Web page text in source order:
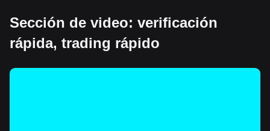
Sección de video: verificación
rápida, trading rápido